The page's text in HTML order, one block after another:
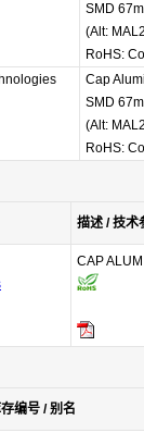
SMD
(Alt:
RoHS:
Cap
SMD
(Alt:
RoHS:
描述 / 技术
CAP
编号 / 别名